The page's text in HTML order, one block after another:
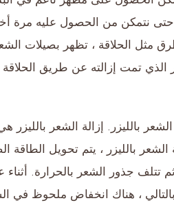
نتمكن من الحصول عليه مرة
مثل الحلاقة ، تظهر بصيلات
تمت إزالته عن طريق
بالليزر. إزالة الشعر بالليزر هي
بالليزر ، يتم تحويل الطاقة
جذور الشعر بالحرارة. أثناء
، هناك انخفاض ملحوظ في